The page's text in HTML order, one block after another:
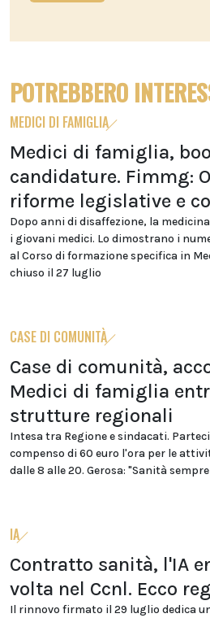
POTREBBERO
MEDICI DI FAMIGLIA
Medici di famiglia,
candidature. Fimmg:
riforme legislative e
Dopo anni di disaffezione, la
i giovani medici. Lo dimostrano i
al Corso di formazione specifica in
chiuso il 27 luglio
CASE DI COMUNITÀ
Case di comunità,
Medici di famiglia
strutture regionali
Intesa tra Regione e sindacati.
compenso di 60 euro l'ora per le
dalle 8 alle 20. Gerosa: "Sanità
IA
Contratto sanità, l'IA
volta nel Ccnl. Ecco
Il rinnovo firmato il 29 luglio dedica